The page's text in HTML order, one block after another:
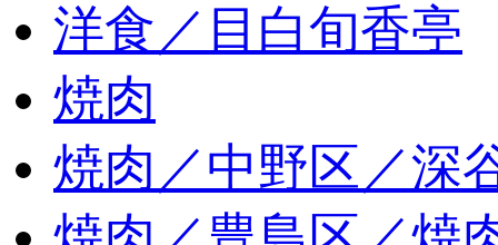
洋食／目白旬香亭
焼肉
焼肉／中野区／深